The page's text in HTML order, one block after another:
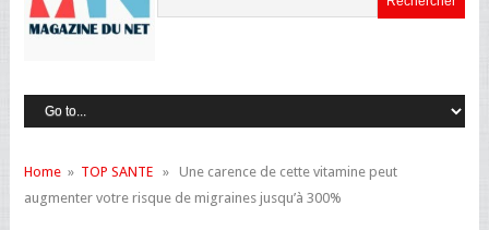
Home» TOP SANTE» Une carence de cette vitamine peut
augmenter votre risque de migraines jusqu’à 300%